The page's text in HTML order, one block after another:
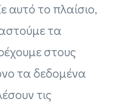
αυτό το πλαίσιο,
τα
στους
τα δεδομένα
τις